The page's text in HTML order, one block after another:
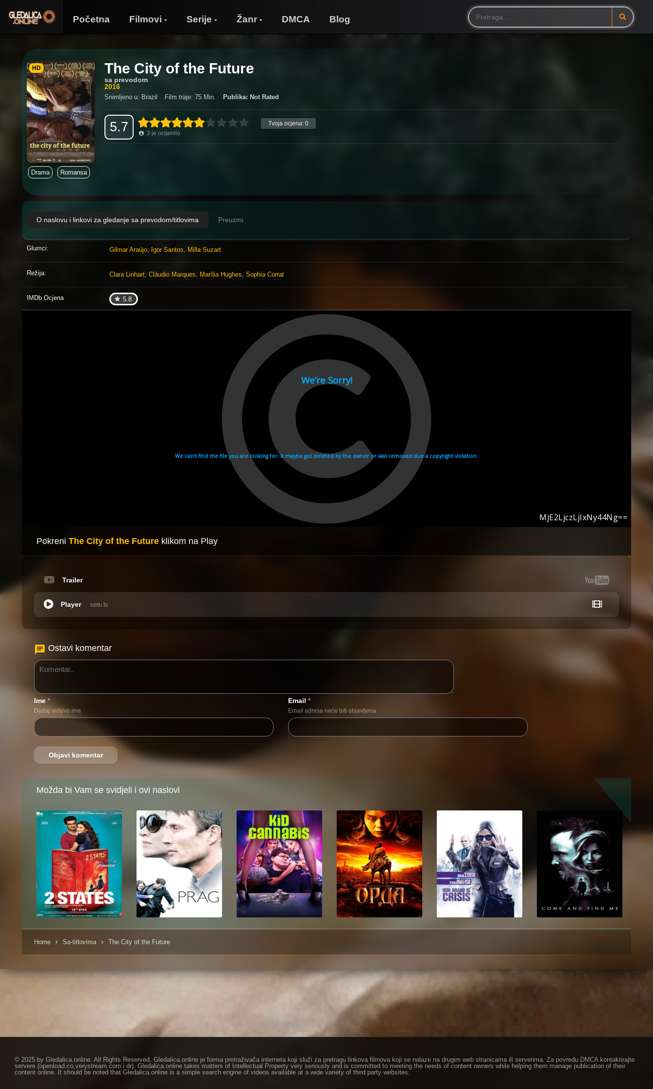
Početna Filmovi Serije Žanr DMCA Blog
HD The City of the Future
sa prevodom
2016
Snimljeno u: Brazil Film traje: 75 Min. Publika: Not Rated
Tvoja ocjena: 0
5.7 3 je ocijenilo
Drama Romansa
O naslovu i linkovi za gledanje sa prevodom/titlovima Preuzmi
Glumci: Gilmar Araújo, Igor Santos, Milla Suzart
Režija: Clara Linhart, Cláudio Marques, Marília Hughes, Sophia Corral
IMDb Ocjena 5.8
Pokreni The City of the Future klikom na Play
Trailer
netu.tv
Player
Ostavi komentar
Ime *
Dodaj vidljivo ime
Email *
Email adresa neće biti objavljena
Možda bi Vam se svidjeli i ovi naslovi
Home Sa-titlovima The City of the Future
© 2025 by Gledalica.online. All Rights Reserved. Gledalica.online je forma pretraživača interneta koji služi za pretragu linkova filmova koji se nalaze na drugim web stranicama ili serverima. Za povredu DMCA kontaktirajte
servere (openload.co,verystream.com i dr). Gledalica.online takes matters of Intellectual Property very seriously and is committed to meeting the needs of content owners while helping them manage publication of their
content online. It should be noted that Gledalica.online is a simple search engine of videos available at a wide variety of third party websites.